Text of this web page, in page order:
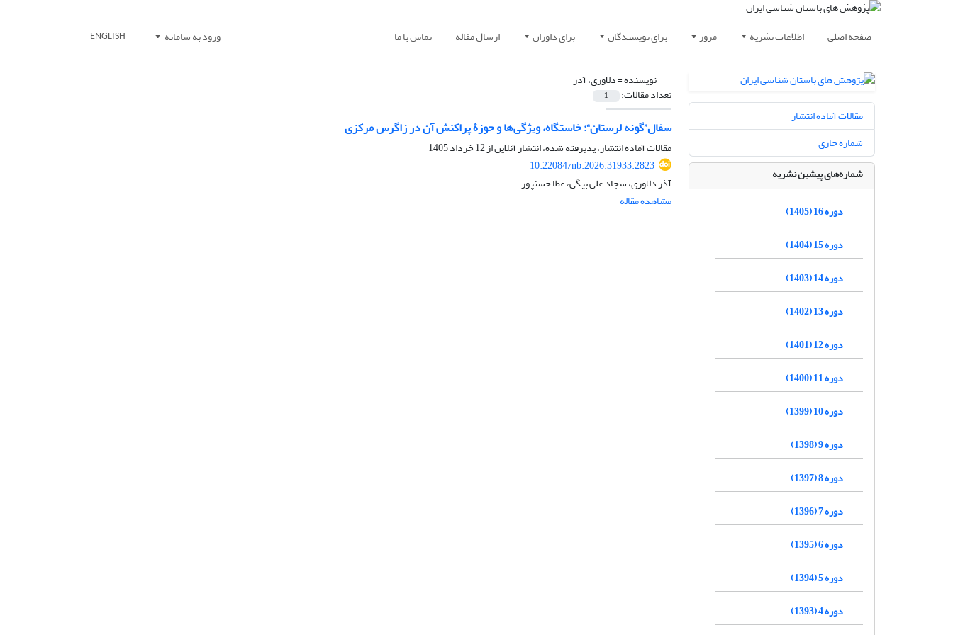
صفحه اصلی اطلاعات نشریه مرور برای نویسندگان برای داوران ارسال مقاله تماس با ما ورود به سامانه ENGLISH
نویسنده =دلاوری، آذر
تعداد مقالات: 1
سفال”گونه لرستان“: خاستگاه، ویژگی‌ها و حوزۀ پراکنش آن در زاگرس مرکزی
مقالات آماده انتشار، پذیرفته شده، انتشار آنلاین از12 خرداد 1405
10.22084/nb.2026.31933.2823
آذر دلاوری، سجاد علی بیگی، عطا حسنپور
مشاهده مقاله
مقالات آماده انتشار
شماره جاری
شماره‌های پیشین نشریه
دوره 16 (1405)
دوره 15 (1404)
دوره 14 (1403)
دوره 13 (1402)
دوره 12 (1401)
دوره 11 (1400)
دوره 10 (1399)
دوره 9 (1398)
دوره 8 (1397)
دوره 7 (1396)
دوره 6 (1395)
دوره 5 (1394)
دوره 4 (1393)